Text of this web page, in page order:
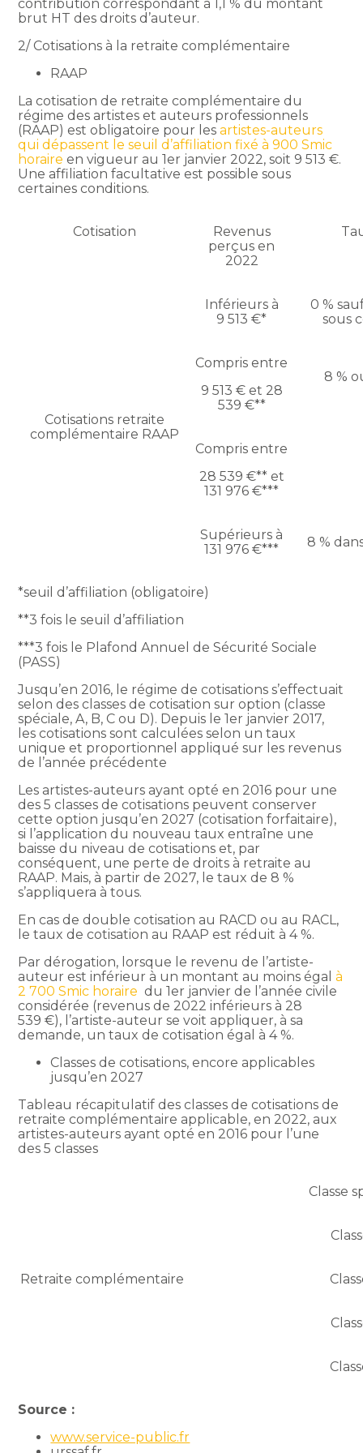
contribution correspondant à 1,1 % du montant
brut HT des droits d’auteur.
2/ Cotisations à la retraite complémentaire
RAAP
La cotisation de retraite complémentaire du
régime des artistes et auteurs professionnels
(RAAP) est obligatoire pour lesartistes-auteurs
qui dépassent le seuil d’affiliation fixé à900 Smic
horaire en vigueur au 1er janvier 2022, soit 9 513 €.
Une affiliation facultative est possible sous
certaines conditions.
Cotisation
Revenus
perçus en
2022
Cotisations retraite
complémentaire RAAP
Inférieurs à
9 513 €*
0 %
sous
Compris entre
9 513 € et 28
539 €**
8 %
Compris entre
28 539 €** et
131 976 €***
Supérieurs à
131 976 €***
8 %
*seuil d’affiliation (obligatoire)
**3 fois le seuil d’affiliation
***3 fois le Plafond Annuel de Sécurité Sociale
(PASS)
Jusqu’en 2016, le régime de cotisations s’effectuait
selon des classes de cotisation sur option (classe
spéciale, A, B, C ou D). Depuis le 1er janvier 2017,
les cotisations sont calculées selon un taux
unique et proportionnel appliqué sur les revenus
de l’année précédente
Les artistes-auteurs ayant opté en 2016 pour une
des 5 classes de cotisations peuvent conserver
cette option jusqu’en 2027 (cotisation forfaitaire),
si l’application du nouveau taux entraîne une
baisse du niveau de cotisations et, par
conséquent, une perte de droits à retraite au
RAAP. Mais, à partir de 2027, le taux de 8 %
s’appliquera à tous.
En cas de double cotisation au RACD ou au RACL,
le taux de cotisation au RAAP est réduit à 4 %.
Par dérogation, lorsque le revenu de l’artiste-
auteur est inférieur à un montant au moins égalà
2 700 Smic horaire du 1er janvier de l’année civile
considérée (revenus de 2022 inférieurs à 28
539 €), l’artiste-auteur se voit appliquer, à sa
demande, un taux de cotisation égal à 4 %.
Classes de cotisations, encore applicables
jusqu’en 2027
Tableau récapitulatif des classes de cotisations de
retraite complémentaire applicable, en 2022, aux
artistes-auteurs ayant opté en 2016 pour l’une
des 5 classes
Retraite complémentaire
Classe
Source :
www.service-public.fr